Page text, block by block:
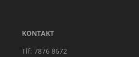
KONTAKT
Tlf: 7876 8672